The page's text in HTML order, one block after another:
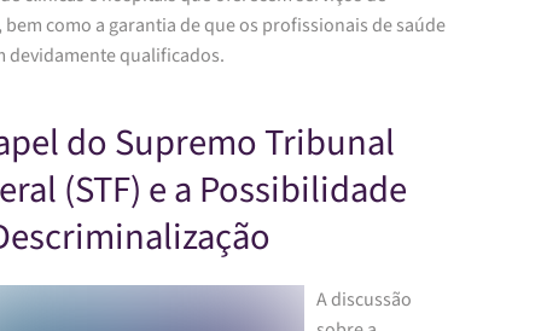
como a garantia de que os profissionais de saúde
devidamente qualificados.
do Supremo Tribunal
(STF) e a Possibilidade
A discussão